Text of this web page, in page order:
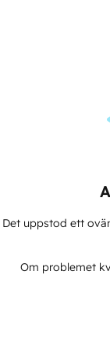
Det uppstod ett
Om problemet